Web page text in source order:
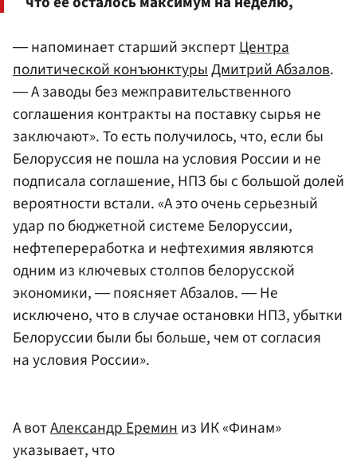
― напоминает старший экспертЦентра
политической конъюнктурыДмитрий Абзалов.
― А заводы без межправительственного
соглашения контракты на поставку сырья не
заключают». То есть получилось, что, если бы
Белоруссия не пошла на условия России и не
подписала соглашение, НПЗ бы с большой долей
вероятности встали. «А это очень серьезный
удар по бюджетной системе Белоруссии,
нефтепереработка и нефтехимия являются
одним из ключевых столпов белорусской
экономики, ― поясняет Абзалов. ― Не
исключено, что в случае остановки НПЗ, убытки
Белоруссии были бы больше, чем от согласия
на условия России».
А вотАлександр Ереминиз ИК «Финам»
указывает, что